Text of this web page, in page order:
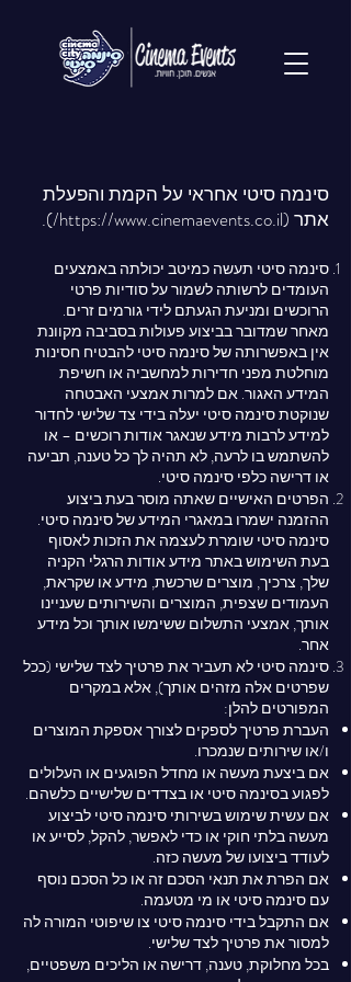
סינמה סיטי אחראי על הקמת והפעלת
אתר (https://www.cinemaevents.co.il/).
סינמה סיטי תעשה כמיטב יכולתה באמצעים
העומדים לרשותה לשמור על סודיות פרטי
הרוכשים ומניעת הגעתם לידי גורמים זרים.
מאחר שמדובר בביצוע פעולות בסביבה מקוונת
אין באפשרותה של סינמה סיטי להבטיח חסינות
מוחלטת מפני חדירות למחשביה או חשיפת
המידע האגור. אם למרות אמצעי האבטחה
שנוקטת סינמה סיטי יעלה בידי צד שלישי לחדור
למידע לרבות מידע שנאגר אודות רוכשים – או
להשתמש בו לרעה, לא תהיה לך כל טענה, תביעה
או דרישה כלפי סינמה סיטי.
הפרטים האישיים שאתה מוסר בעת ביצוע
ההזמנה ישמרו במאגרי המידע של סינמה סיטי.
סינמה סיטי שומרת לעצמה את הזכות לאסוף
בעת השימוש באתר מידע אודות הרגלי הקניה
שלך, צרכיך, מוצרים שרכשת, מידע או שקראת,
העמודים שצפית, המוצרים והשירותים שעניינו
אותך, אמצעי התשלום ששימשו אותך וכל מידע
אחר.
סינמה סיטי לא תעביר את פרטיך לצד שלישי (ככל
שפרטים אלה מזהים אותך), אלא במקרים
המפורטים להלן:
העברת פרטיך לספקים לצורך אספקת המוצרים
ו/או שירותים שנמכרו.
אם ביצעת מעשה או מחדל הפוגעים או העלולים
לפגוע בסינמה סיטי או בצדדים שלישיים כלשהם.
אם עשית שימוש בשירותי סינמה סיטי לביצוע
מעשה בלתי חוקי או כדי לאפשר, להקל, לסייע או
לעודד ביצועו של מעשה כזה.
אם הפרת את תנאי הסכם זה או כל הסכם נוסף
עם סינמה סיטי או מי מטעמה.
אם התקבל בידי סינמה סיטי צו שיפוטי המורה לה
למסור את פרטיך לצד שלישי.
בכל מחלוקת, טענה, דרישה או הליכים משפטיים,